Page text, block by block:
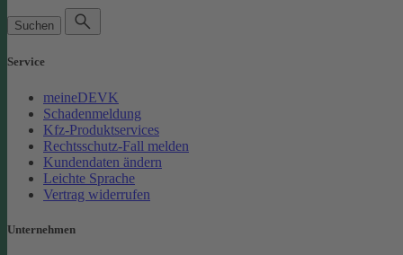
Suchen
Service
meineDEVK
Schadenmeldung
Kfz-Produktservices
Rechtsschutz-Fall melden
Kundendaten ändern
Leichte Sprache
Vertrag widerrufen
Unternehmen